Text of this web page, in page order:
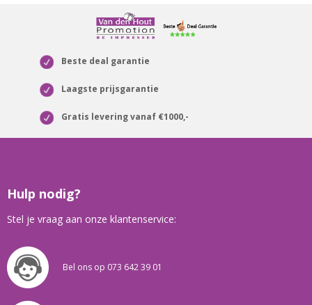
Beste deal garantie
Laagste prijsgarantie
Gratis levering vanaf €1000,-
Hulp nodig?
Stel je vraag aan onze klantenservice:
Bel ons op 073 642 39 01